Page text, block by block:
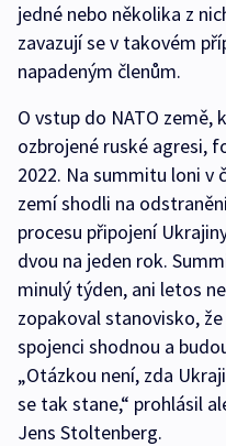
jedné nebo několika z
zavazují se v takovém
napadeným členům.
O vstup do NATO země,
ozbrojené ruské agresi,
2022. Na summitu loni v
zemí shodli na
procesu připojení
dvou na jeden rok.
minulý týden, ani letos
zopakoval stanovisko,
spojenci shodnou a
„Otázkou není, zda
se tak stane,“ prohlásil
Jens Stoltenberg.